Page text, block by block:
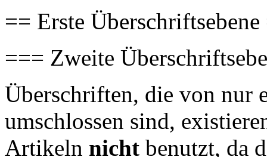
== Erste Überschriftsebene
=== Zweite
Überschriften, die von nur
umschlossen sind,
Artikeln nicht benutzt, da